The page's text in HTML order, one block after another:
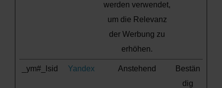
werden verwendet,
um die Relevanz
der Werbung zu
erhöhen.
_ym#_lsid Yandex Anstehend
Bestän
dig